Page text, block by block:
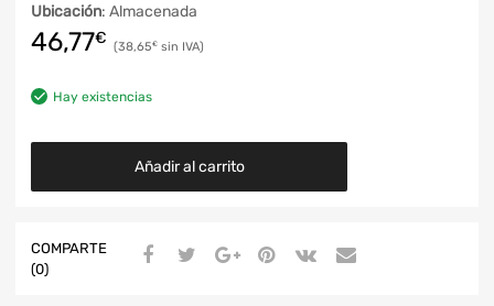
Ubicación: Almacenada
46,77€ 38,65€
Hay existencias
Añadir al carrito
COMPARTE
(0)